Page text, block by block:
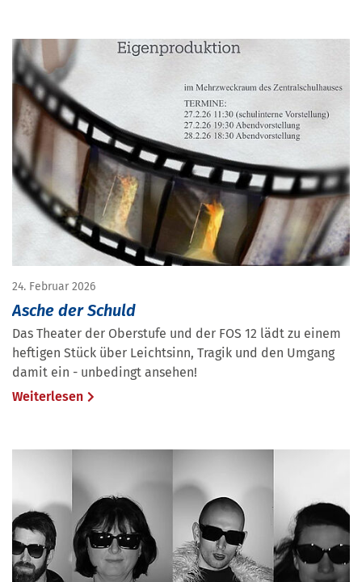
24. Februar 2026
Asche der Schuld
Das Theater der Oberstufe und der FOS 12 lädt zu einem
heftigen Stück über Leichtsinn, Tragik und den Umgang
damit ein - unbedingt ansehen!
Weiterlesen